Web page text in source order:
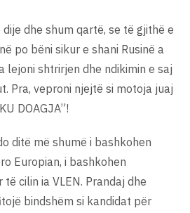
dhe shum qartë, se të gjithë e
po bëni sikur e shani Rusinë a
lejoni shtrirjen dhe ndikimin e saj
Pra, veproni njejtë si motoja juaj
DOAGJA”!
ditë më shumë i bashkohen
Europian, i bashkohen
cilin ia VLEN. Prandaj dhe
bindshëm si kandidat për